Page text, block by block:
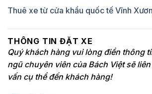
Thuê xe từ cửa khẩu quốc tế Vĩnh
THÔNG TIN ĐẶT XE
Quý khách hàng vui lòng điền thông
ngũ chuyên viên của Bách Việt sẽ
vấn cụ thể đến khách hàng!